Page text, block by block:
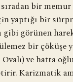
sıradan bir
yaptığı bir
görünen
bir çöküşe
Ovalı) ve hatta
Karizmatik